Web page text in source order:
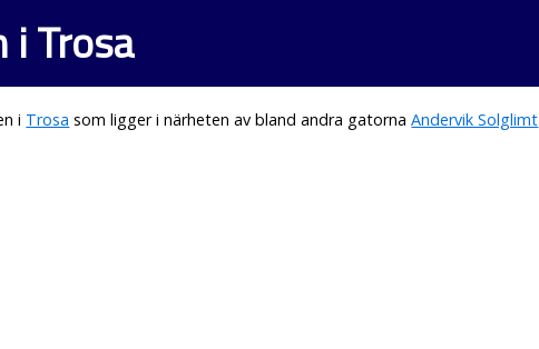
i Trosa
i Trosa som ligger i närheten av bland andra gatornaAndervik Solglimt